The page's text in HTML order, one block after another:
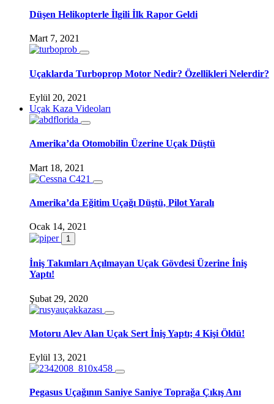
Düşen Helikopterle İlgili İlk Rapor Geldi
Mart 7, 2021
Uçaklarda Turboprop Motor Nedir? Özellikleri Nelerdir?
Eylül 20, 2021
Uçak Kaza Videoları
Amerika’da Otomobilin Üzerine Uçak Düştü
Mart 18, 2021
Amerika’da Eğitim Uçağı Düştü, Pilot Yaralı
Ocak 14, 2021
1
İniş Takımları Açılmayan Uçak Gövdesi Üzerine İniş
Yaptı!
Şubat 29, 2020
Motoru Alev Alan Uçak Sert İniş Yaptı; 4 Kişi Öldü!
Eylül 13, 2021
Pegasus Uçağının Saniye Saniye Toprağa Çıkış Anı